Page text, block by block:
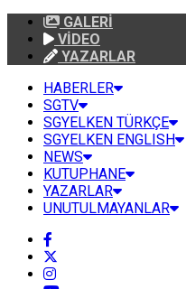
GALERİ
VİDEO
YAZARLAR
HABERLER
SGTV
SGYELKEN TÜRKÇE
SGYELKEN ENGLISH
NEWS
KUTUPHANE
YAZARLAR
UNUTULMAYANLAR